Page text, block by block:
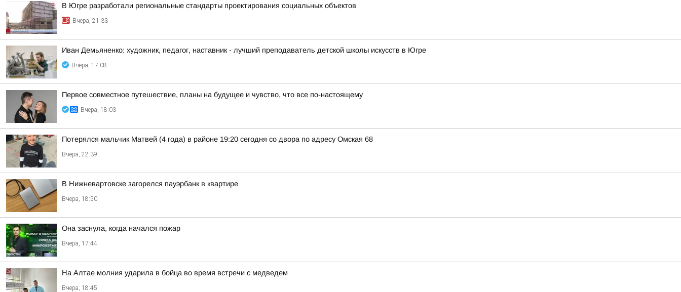
В Югре разработали региональные стандарты проектирования социальных объектов
Вчера, 21:33
Иван Демьяненко: художник, педагог, наставник - лучший преподаватель детской школы искусств в Югре
Вчера, 17:08
Первое совместное путешествие, планы на будущее и чувство, что все по-настоящему
Вчера, 18:03
Потерялся мальчик Матвей (4 года) в районе 19:20 сегодня со двора по адресу Омская 68
Вчера, 22:39
В Нижневартовске загорелся пауэрбанк в квартире
Вчера, 18:50
Она заснула, когда начался пожар
Вчера, 17:44
На Алтае молния ударила в бойца во время встречи с медведем
Вчера, 18:45